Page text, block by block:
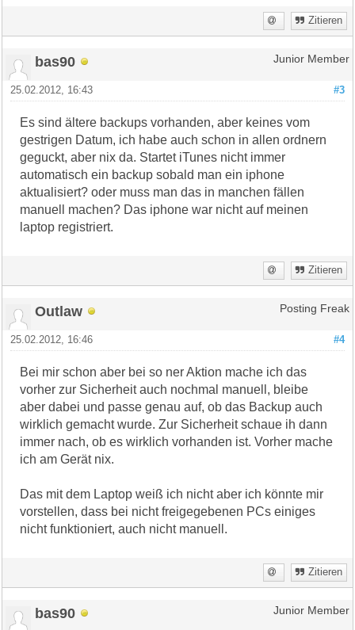
Zitieren
bas90 Junior Member
#3
25.02.2012, 16:43
Es sind ältere backups vorhanden, aber keines vom
gestrigen Datum, ich habe auch schon in allen ordnern
geguckt, aber nix da. Startet iTunes nicht immer
automatisch ein backup sobald man ein iphone
aktualisiert? oder muss man das in manchen fällen
manuell machen? Das iphone war nicht auf meinen
laptop registriert.
Zitieren
Outlaw Posting Freak
#4
25.02.2012, 16:46
Bei mir schon aber bei so ner Aktion mache ich das
vorher zur Sicherheit auch nochmal manuell, bleibe
aber dabei und passe genau auf, ob das Backup auch
wirklich gemacht wurde. Zur Sicherheit schaue ih dann
immer nach, ob es wirklich vorhanden ist. Vorher mache
ich am Gerät nix.
Das mit dem Laptop weiß ich nicht aber ich könnte mir
vorstellen, dass bei nicht freigegebenen PCs einiges
nicht funktioniert, auch nicht manuell.
Zitieren
bas90 Junior Member